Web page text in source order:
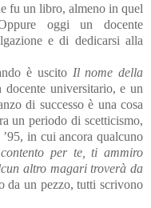
fu un libro, almeno in quel
oggi un docente
e di dedicarsi alla
è uscito Il nome della
universitario, e un
di successo è una cosa
un periodo di scetticismo,
in cui ancora qualcuno
per te, ti ammiro
altro magari troverà da
da un pezzo, tutti scrivono